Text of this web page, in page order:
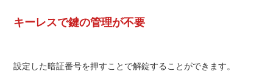
キーレスで鍵の管理が不要
設定した暗証番号を押すことで解錠することができます。